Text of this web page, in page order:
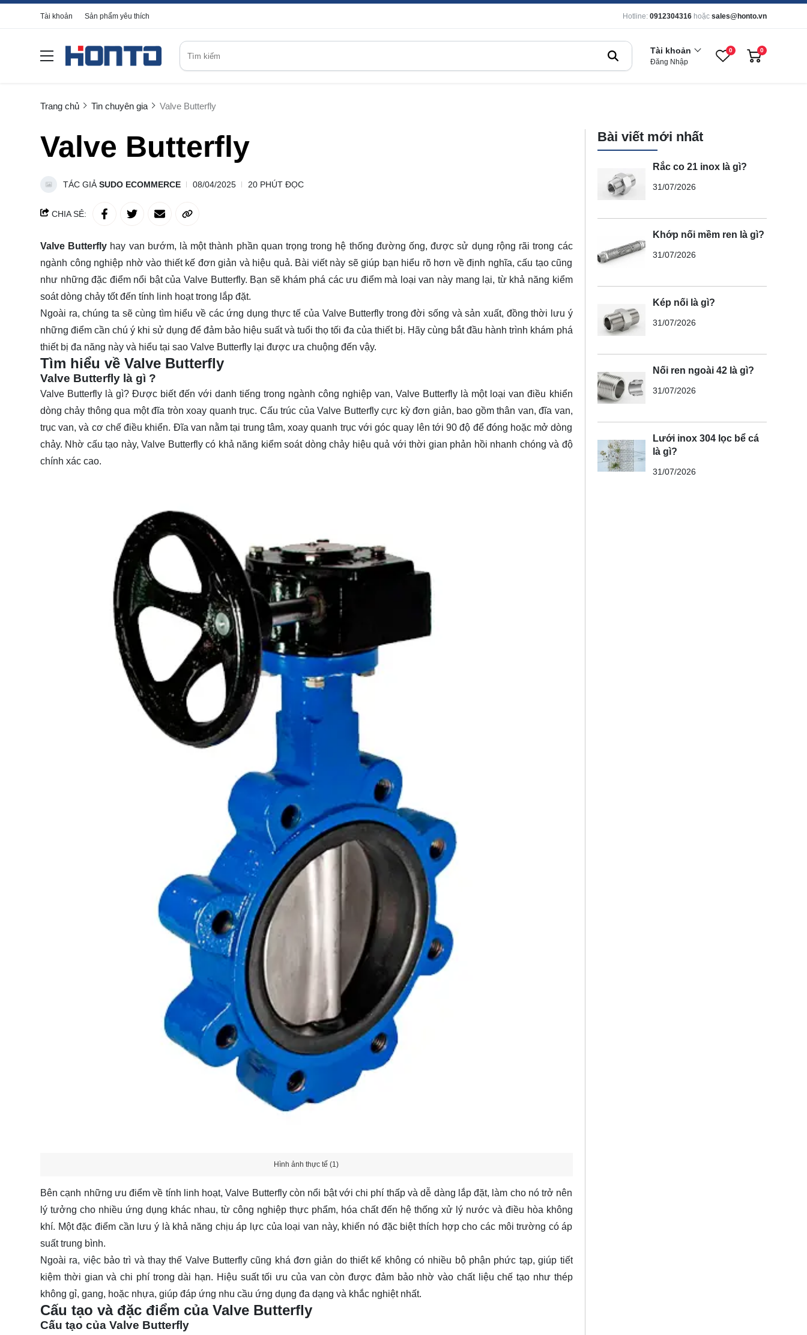
Tài khoản Sản phẩm yêu thích Hotline: 0912304316 hoặc sales@honto.vn
Tài khoản
Đăng Nhập
0 0
Trang chủ Tin chuyên gia Valve Butterfly
Valve Butterfly
TÁC GIẢ SUDO ECOMMERCE 08/04/2025 20 PHÚT ĐỌC
CHIA SẺ:
Valve Butterfly hay van bướm, là một thành phần quan trọng trong hệ thống đường ống, được sử dụng rộng rãi trong các
ngành công nghiệp nhờ vào thiết kế đơn giản và hiệu quả. Bài viết này sẽ giúp bạn hiểu rõ hơn về định nghĩa, cấu tạo cũng
như những đặc điểm nổi bật của Valve Butterfly. Bạn sẽ khám phá các ưu điểm mà loại van này mang lại, từ khả năng kiểm
soát dòng chảy tốt đến tính linh hoạt trong lắp đặt.
Ngoài ra, chúng ta sẽ cùng tìm hiểu về các ứng dụng thực tế của Valve Butterfly trong đời sống và sản xuất, đồng thời lưu ý
những điểm cần chú ý khi sử dụng để đảm bảo hiệu suất và tuổi thọ tối đa của thiết bị. Hãy cùng bắt đầu hành trình khám phá
thiết bị đa năng này và hiểu tại sao Valve Butterfly lại được ưa chuộng đến vậy.
Tìm hiểu về Valve Butterfly
Valve Butterfly là gì ?
Valve Butterfly là gì? Được biết đến với danh tiếng trong ngành công nghiệp van, Valve Butterfly là một loại van điều khiển
dòng chảy thông qua một đĩa tròn xoay quanh trục. Cấu trúc của Valve Butterfly cực kỳ đơn giản, bao gồm thân van, đĩa van,
trục van, và cơ chế điều khiển. Đĩa van nằm tại trung tâm, xoay quanh trục với góc quay lên tới 90 độ để đóng hoặc mở dòng
chảy. Nhờ cấu tạo này, Valve Butterfly có khả năng kiểm soát dòng chảy hiệu quả với thời gian phản hồi nhanh chóng và độ
chính xác cao.
Hình ảnh thực tế (1)
Bên cạnh những ưu điểm về tính linh hoạt, Valve Butterfly còn nổi bật với chi phí thấp và dễ dàng lắp đặt, làm cho nó trở nên
lý tưởng cho nhiều ứng dụng khác nhau, từ công nghiệp thực phẩm, hóa chất đến hệ thống xử lý nước và điều hòa không
khí. Một đặc điểm cần lưu ý là khả năng chịu áp lực của loại van này, khiến nó đặc biệt thích hợp cho các môi trường có áp
suất trung bình.
Ngoài ra, việc bảo trì và thay thế Valve Butterfly cũng khá đơn giản do thiết kế không có nhiều bộ phận phức tạp, giúp tiết
kiệm thời gian và chi phí trong dài hạn. Hiệu suất tối ưu của van còn được đảm bảo nhờ vào chất liệu chế tạo như thép
không gỉ, gang, hoặc nhựa, giúp đáp ứng nhu cầu ứng dụng đa dạng và khắc nghiệt nhất.
Cấu tạo và đặc điểm của Valve Butterfly
Cấu tạo của Valve Butterfly
Bài viết mới nhất
Rắc co 21 inox là gì?
31/07/2026
Khớp nối mềm ren là gì?
31/07/2026
Kép nối là gì?
31/07/2026
Nối ren ngoài 42 là gì?
31/07/2026
Lưới inox 304 lọc bể cá
là gì?
31/07/2026